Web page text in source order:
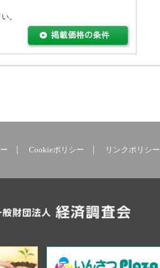
。
Cookieポリシー リンクポリシー